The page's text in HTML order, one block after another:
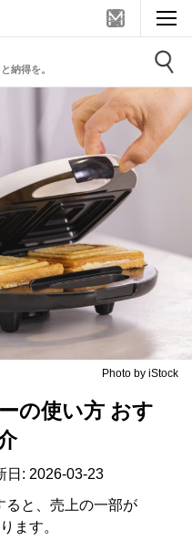
納得を。
Photo by iStock
の使い方 おす
日: 2026-03-23
と、売上の一部が
ます。